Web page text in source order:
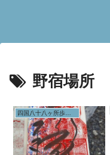
野宿場所
四国八十八ヶ所歩きお遍路